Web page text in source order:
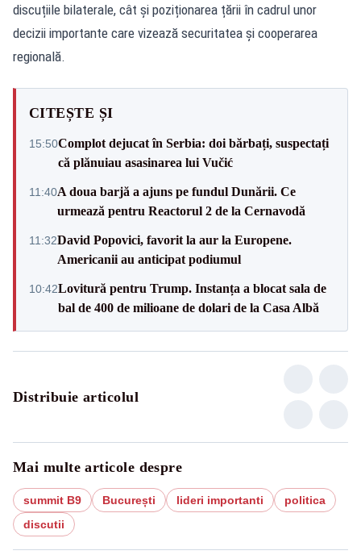
discuțiile bilaterale, cât și poziționarea țării în cadrul unor
decizii importante care vizează securitatea și cooperarea
regională.
CITEȘTE ȘI
15:50Complot dejucat în Serbia: doi bărbați, suspectați
că plănuiau asasinarea lui Vučić
11:40A doua barjă a ajuns pe fundul Dunării. Ce
urmează pentru Reactorul 2 de la Cernavodă
11:32David Popovici, favorit la aur la Europene.
Americanii au anticipat podiumul
10:42Lovitură pentru Trump. Instanța a blocat sala de
bal de 400 de milioane de dolari de la Casa Albă
Distribuie articolul
Mai multe articole despre
summit B9 București lideri importanti
politica
discutii